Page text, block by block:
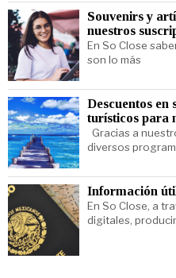
Souvenirs y
nuestros
En So Close
son lo más
Descuentos en
turísticos para
Gracias a
diversos
Información
En So Close, a
digitales,